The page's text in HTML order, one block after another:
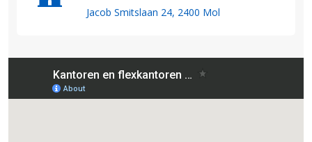
Jacob Smitslaan 24, 2400 Mol